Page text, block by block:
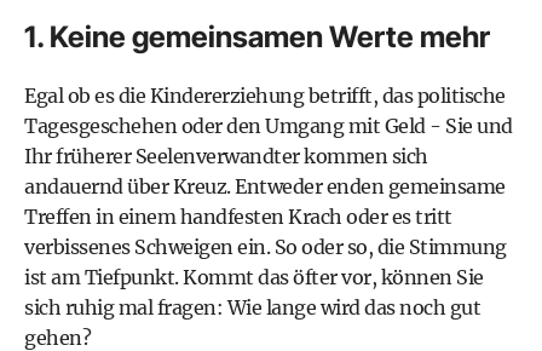
1. Keine gemeinsamen Werte mehr
Egal ob es die Kindererziehung betrifft, das politische
Tagesgeschehen oder den Umgang mit Geld - Sie und
Ihr früherer Seelenverwandter kommen sich
andauernd über Kreuz. Entweder enden gemeinsame
Treffen in einem handfesten Krach oder es tritt
verbissenes Schweigen ein. So oder so, die Stimmung
ist am Tiefpunkt. Kommt das öfter vor, können Sie
sich ruhig mal fragen: Wie lange wird das noch gut
gehen?